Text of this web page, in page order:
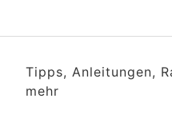
Tipps, Anleitungen,
mehr